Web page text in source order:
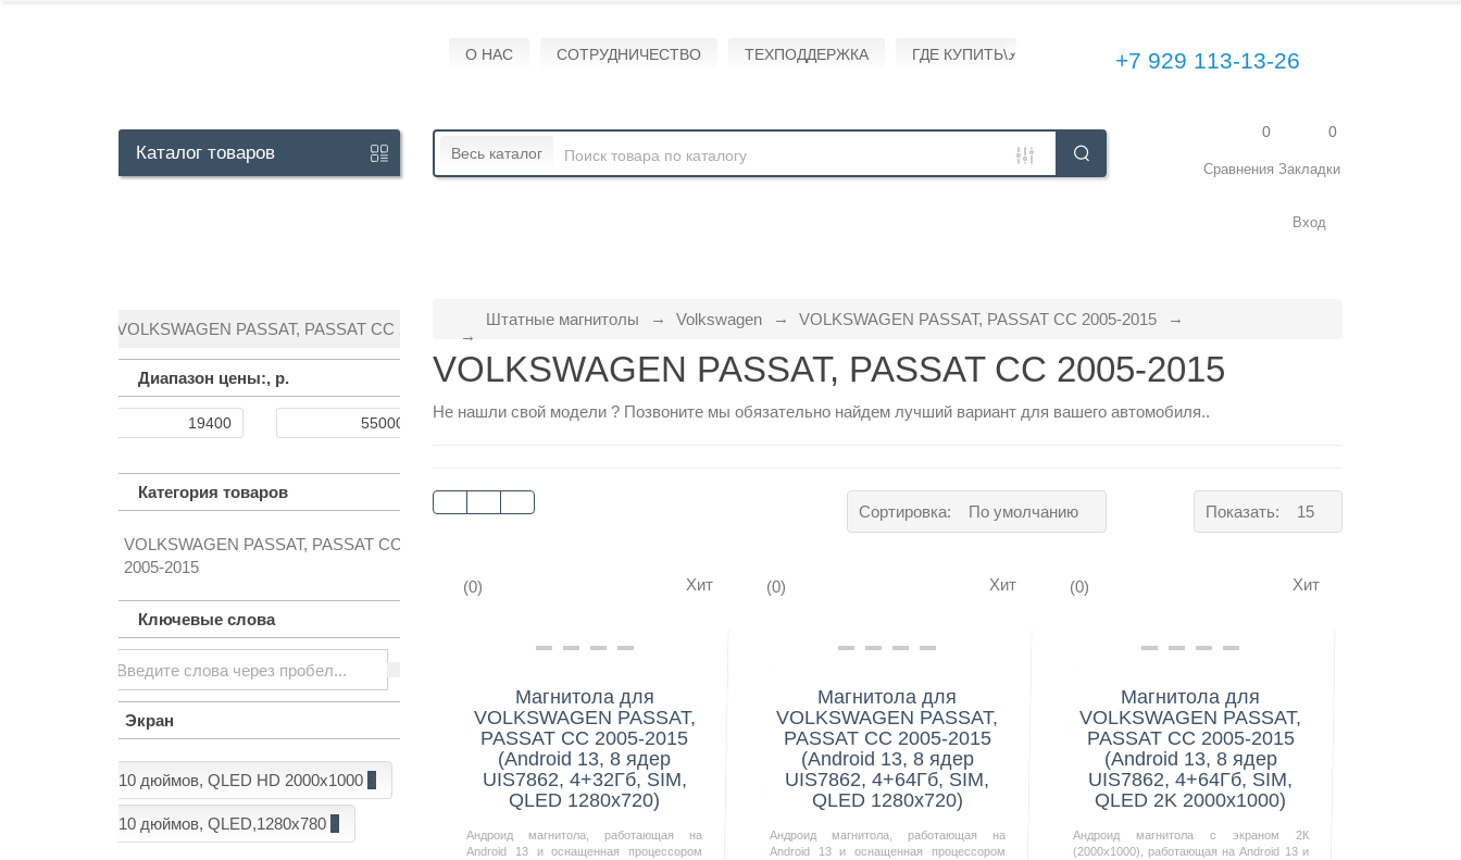
О НАС СОТРУДНИЧЕСТВО ТЕХПОДДЕРЖКА ГДЕ КУПИТЬ\УСТАНОВИТЬ +7 929 113-13-26
Каталог товаров Весь каталог
0
Закладки
0
Сравнения
Вход
VOLKSWAGEN PASSAT, PASSAT CC 2005-2015
Диапазон цены:, р.
Категория товаров
VOLKSWAGEN PASSAT, PASSAT CC
2005-2015
Ключевые слова
Экран
10 дюймов, QLED HD 2000x1000 3
10 дюймов, QLED,1280x780 6
Штатные магнитолы Volkswagen VOLKSWAGEN PASSAT, PASSAT CC 2005-2015
VOLKSWAGEN PASSAT, PASSAT CC 2005-2015
Не нашли свой модели ? Позвоните мы обязательно найдем лучший вариант для вашего автомобиля..
Показать: 15
Сортировка: По умолчанию
(0) Хит
Нашли дешевле?
Магнитола для
VOLKSWAGEN PASSAT,
PASSAT CC 2005-2015
(Android 13, 8 ядер
UIS7862, 4+32Гб, SIM,
QLED 1280x720)
Андроид магнитола, работающая на
Android 13 и оснащенная процессором
(0) Хит
Нашли дешевле?
Магнитола для
VOLKSWAGEN PASSAT,
PASSAT CC 2005-2015
(Android 13, 8 ядер
UIS7862, 4+64Гб, SIM,
QLED 1280x720)
Андроид магнитола, работающая на
Android 13 и оснащенная процессором
(0) Хит
Нашли дешевле?
Магнитола для
VOLKSWAGEN PASSAT,
PASSAT CC 2005-2015
(Android 13, 8 ядер
UIS7862, 4+64Гб, SIM,
QLED 2K 2000x1000)
Андроид магнитола с экраном 2К
(2000х1000), работающая на Android 13 и